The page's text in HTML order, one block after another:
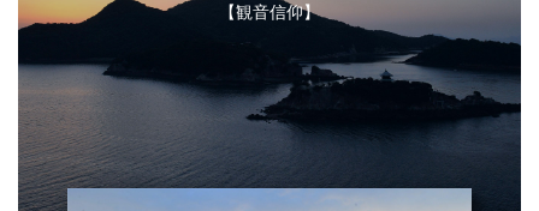
【観音信仰】